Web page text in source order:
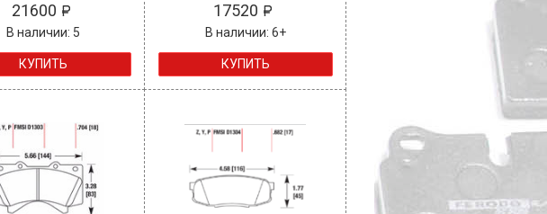
21600
В наличии: 5
КУПИТЬ
17520
В наличии: 6+
КУПИТЬ